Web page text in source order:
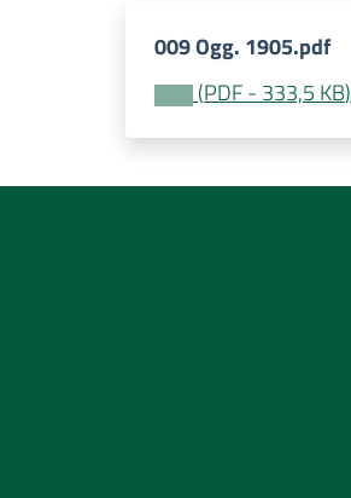
009 Ogg. 1905.pdf
(PDF- 333,5 KB)